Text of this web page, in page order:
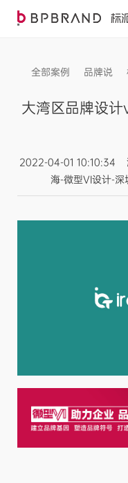
全部案例 品牌说
大湾区品牌设
2022-04-01 10:10:34
海-微型VI设计-深